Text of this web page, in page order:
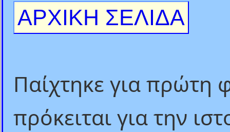
ΑΡΧΙΚΗ ΣΕΛΙΔΑ
Παίχτηκε για πρώτη
πρόκειται για την